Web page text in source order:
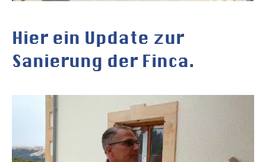
Hier ein Update zur
Sanierung der Finca.